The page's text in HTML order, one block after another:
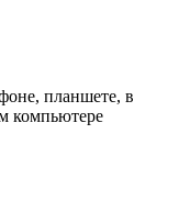
планшете, в
компьютере